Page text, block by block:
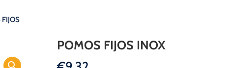
POMOS FIJOS INOX